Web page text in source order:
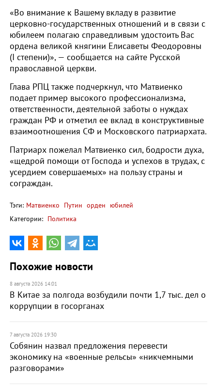
«Во внимание к Вашему вкладу в развитие
церковно-государственных отношений и в связи с
юбилеем полагаю справедливым удостоить Вас
ордена великой княгини Елисаветы Феодоровны
(I степени)», — сообщается на сайте Русской
православной церкви.
Глава РПЦ также подчеркнул, что Матвиенко
подает пример высокого профессионализма,
ответственности, деятельной заботы о нуждах
граждан РФ и отметил ее вклад в конструктивные
взаимоотношения СФ и Московского патриархата.
Патриарх пожелал Матвиенко сил, бодрости духа,
«щедрой помощи от Господа и успехов в трудах, с
усердием совершаемых» на пользу страны и
сограждан.
Тэги: Матвиенко Путин орден
юбилей
Категории: Политика
Похожие новости
8 августа 2026 14:01
В Китае за полгода возбудили почти 1,7 тыс. дел о
коррупции в госорганах
7 августа 2026 19:30
Собянин назвал предложения перевести
экономику на «военные рельсы» «никчемными
разговорами»